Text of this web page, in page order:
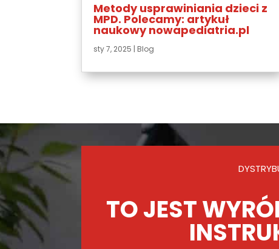
Metody usprawiniania dzieci z
MPD. Polecamy: artykuł
naukowy nowapediatria.pl
sty 7, 2025 | Blog
TO JEST